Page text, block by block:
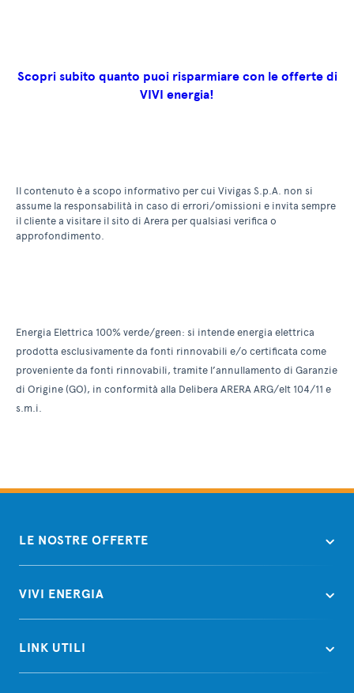
Scopri subito quanto puoi risparmiare con le offerte di
VIVI energia!
Il contenuto è a scopo informativo per cui Vivigas S.p.A. non si
assume la responsabilità in caso di errori/omissioni e invita sempre
il cliente a visitare il sito di Arera per qualsiasi verifica o
approfondimento.
Energia Elettrica 100% verde/green: si intende energia elettrica
prodotta esclusivamente da fonti rinnovabili e/o certificata come
proveniente da fonti rinnovabili, tramite l’annullamento di Garanzie
di Origine (GO), in conformità alla Delibera ARERA ARG/elt 104/11 e
s.m.i.
LE NOSTRE OFFERTE
VIVI ENERGIA
LINK UTILI